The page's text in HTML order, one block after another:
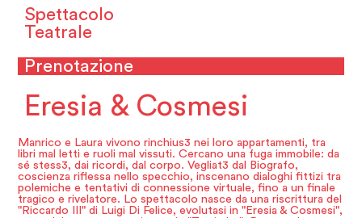
Spettacolo
Teatrale
Prenotazione
Eresia & Cosmesi
Manrico e Laura vivono rinchius3 nei loro appartamenti, tra
libri mal letti e ruoli mal vissuti. Cercano una fuga immobile: da
sé stess3, dai ricordi, dal corpo. Vegliat3 dal Biografo,
coscienza riflessa nello specchio, inscenano dialoghi fittizi tra
polemiche e tentativi di connessione virtuale, fino a un finale
tragico e rivelatore. Lo spettacolo nasce da una riscrittura del
"Riccardo III" di Luigi Di Felice, evolutasi in "Eresia & Cosmesi",